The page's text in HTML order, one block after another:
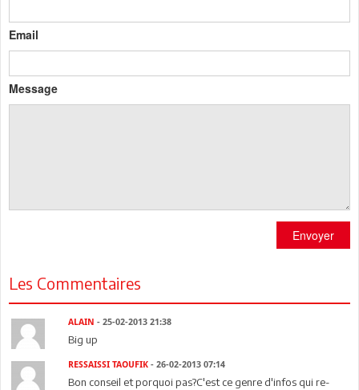
Email
Message
Envoyer
Les Commentaires
ALAIN - 25-02-2013 21:38
Big up
RESSAISSI TAOUFIK - 26-02-2013 07:14
Bon conseil et porquoi pas?C'est ce genre d'infos qui re-